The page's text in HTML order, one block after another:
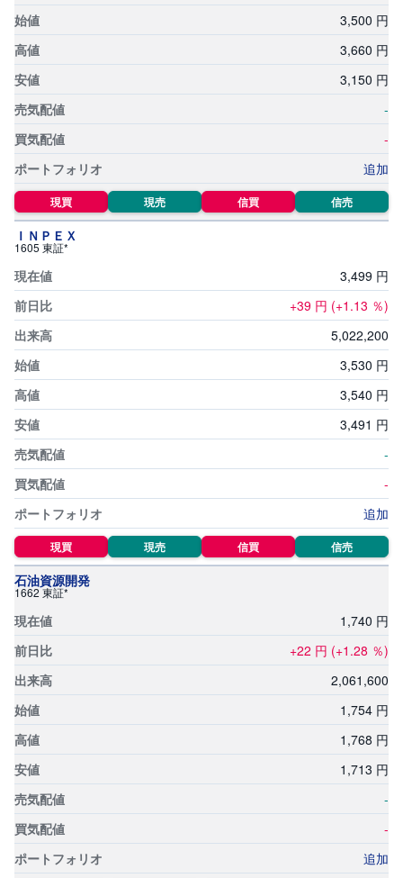
S
BI
株
オ
プ
シ
ョ
ン
先
物
・
オ
プ
シ
ョ
ン
商
品
先
物
金
・
銀
・
プ
ラ
チ
ナ
外
貨
建
M
NE
W
取
引
所
C
F
D
(
く
り
っ
く
株
3
6
5)
店
頭
C
F
D
3,500 円
3,660 円
3,150 円
-
-
追加
現買 現売 信買 信売
ＩＮＰＥＸ
1605 東証*
3,499 円
+39 円 (+1.13 ％)
5,022,200
3,530 円
3,540 円
3,491 円
-
-
追加
現買 現売 信買 信売
石油資源開発
1662 東証*
1,740 円
+22 円 (+1.28 ％)
2,061,600
1,754 円
1,768 円
1,713 円
-
-
追加